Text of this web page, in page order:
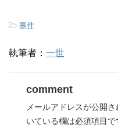
-事件
執筆者： 一世
comment
メールアドレスが公開さ
いている欄は必須項目で